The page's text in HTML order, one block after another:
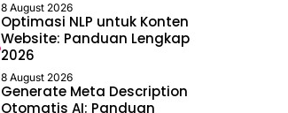
8 August 2026
Optimasi NLP untuk Konten
Website: Panduan Lengkap
2026
8 August 2026
Generate Meta Description
Otomatis AI: Panduan